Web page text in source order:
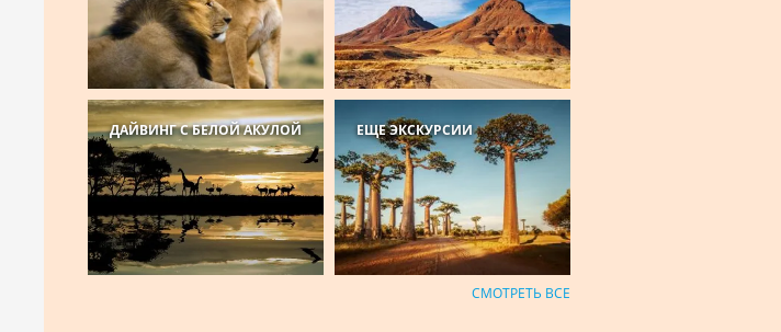
ДАЙВИНГ С БЕЛОЙ АКУЛОЙ ЕЩЕ ЭКСКУРСИИ
СМОТРЕТЬ ВСЕ